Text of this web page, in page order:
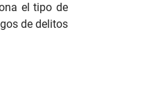
el tipo de
de delitos